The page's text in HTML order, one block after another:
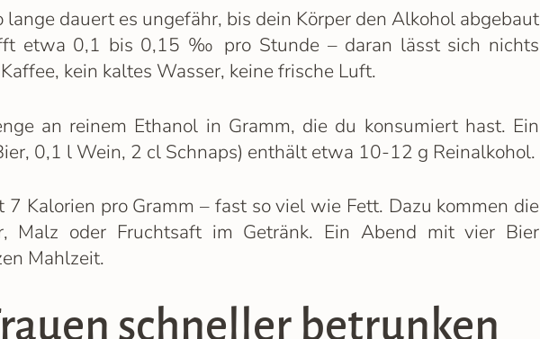
lange dauert es ungefähr, bis dein Körper den Alkohol abgebaut
etwa 0,1 bis 0,15 ‰ pro Stunde – daran lässt sich nichts
kein kaltes Wasser, keine frische Luft.
an reinem Ethanol in Gramm, die du konsumiert hast. Ein
0,1 l Wein, 2 cl Schnaps) enthält etwa 10-12 g Reinalkohol.
7 Kalorien pro Gramm – fast so viel wie Fett. Dazu kommen die
Malz oder Fruchtsaft im Getränk. Ein Abend mit vier Bier
Mahlzeit.
schneller betrunken